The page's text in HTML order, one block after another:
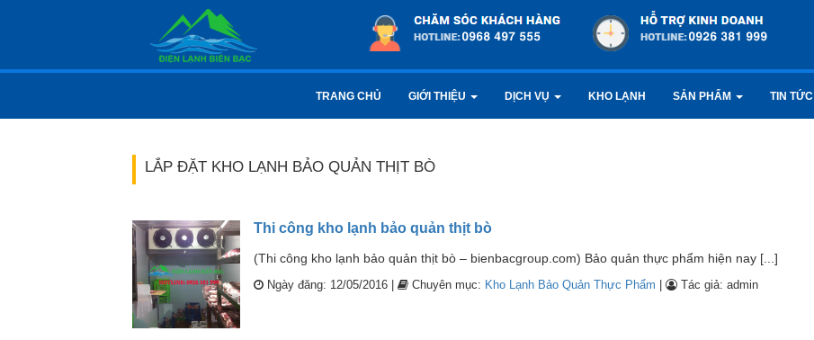
TRANG CHỦ GIỚI THIỆU DỊCH VỤ KHO LẠNH SẢN PHẨM TIN TỨC
LẮP ĐẶT KHO LẠNH BẢO QUẢN THỊT BÒ
Thi công kho lạnh bảo quản thịt bò
(Thi công kho lạnh bảo quản thịt bò – bienbacgroup.com) Bảo quản thực phẩm hiện nay [...]
Ngày đăng: 12/05/2016 | Chuyên mục: Kho Lạnh Bảo Quản Thực Phẩm Tác giả: admin